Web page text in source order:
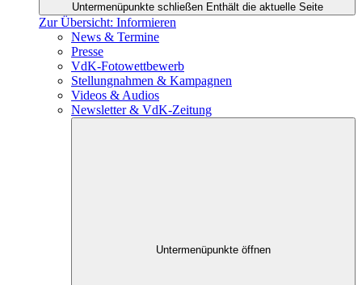
Untermenüpunkte schließen Enthält die aktuelle Seite
Zur Übersicht: Informieren
News & Termine
Presse
VdK-Fotowettbewerb
Stellungnahmen & Kampagnen
Videos & Audios
Newsletter & VdK-Zeitung
Untermenüpunkte öffnen